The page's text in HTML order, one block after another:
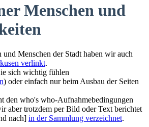
Menschen und
Menschen der Stadt haben wir auch
verlinkt.
sich wichtig fühlen
) oder einfach nur beim Ausbau der Seiten
den who's who-Aufnahmebedingungen
aber trotzdem per Bild oder Text berichtet
nach] in der Sammlung verzeichnet.